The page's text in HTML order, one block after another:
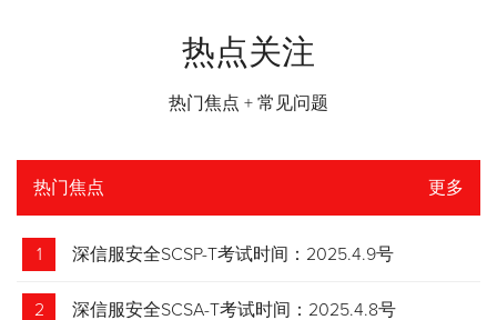
热点关注
热门焦点 + 常见问题
热门焦点 更多
1 深信服安全SCSP-T考试时间：2025.4.9号
2 深信服安全SCSA-T考试时间：2025.4.8号